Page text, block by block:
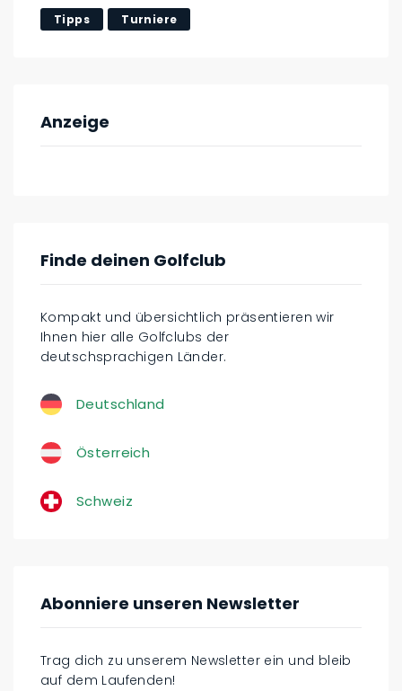
Tipps Turniere
Anzeige
Finde deinen Golfclub
Kompakt und übersichtlich präsentieren wir
Ihnen hier alle Golfclubs der
deutschsprachigen Länder.
Deutschland
Österreich
Schweiz
Abonniere unseren Newsletter
Trag dich zu unserem Newsletter ein und bleib
auf dem Laufenden!